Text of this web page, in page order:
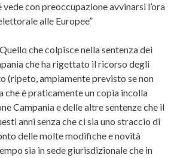
con preoccupazione avvinarsi l’ora
alle Europee”
che colpisce nella sentenza dei
che ha rigettato il ricorso degli
(ripeto, ampiamente previsto se non
che è praticamente un copia incolla
Campania e delle altre sentenze che il
anni senza che ci sia uno straccio di
delle molte modifiche e novità
sia in sede giurisdizionale che in